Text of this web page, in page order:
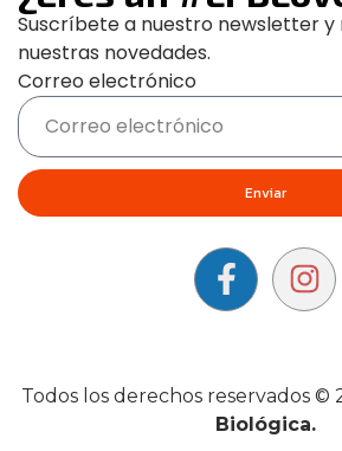
Suscríbete a nuestro newsletter y
nuestras novedades.
Correo electrónico
Enviar
Todos los derechos reservados ©
Biológica.